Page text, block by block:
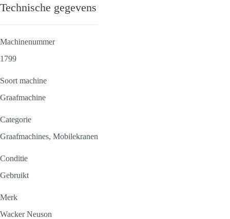
Technische gegevens
Machinenummer
1799
Soort machine
Graafmachine
Categorie
Graafmachines, Mobilekranen
Conditie
Gebruikt
Merk
Wacker Neuson